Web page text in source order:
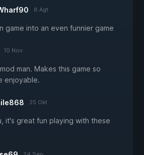
8 Agt
game into an even funnier game
10 Nov
man. Makes this game so
enjoyable.
25 Okt
it's great fun playing with these